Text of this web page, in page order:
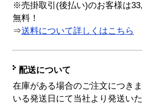
※売掛取引(後払い)のお客様は
無料！
⇒送料について詳しくはこちら
配送について
在庫がある場合のご注文につき
いる発送日にて当社より発送い